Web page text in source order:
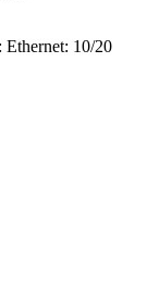
10/20